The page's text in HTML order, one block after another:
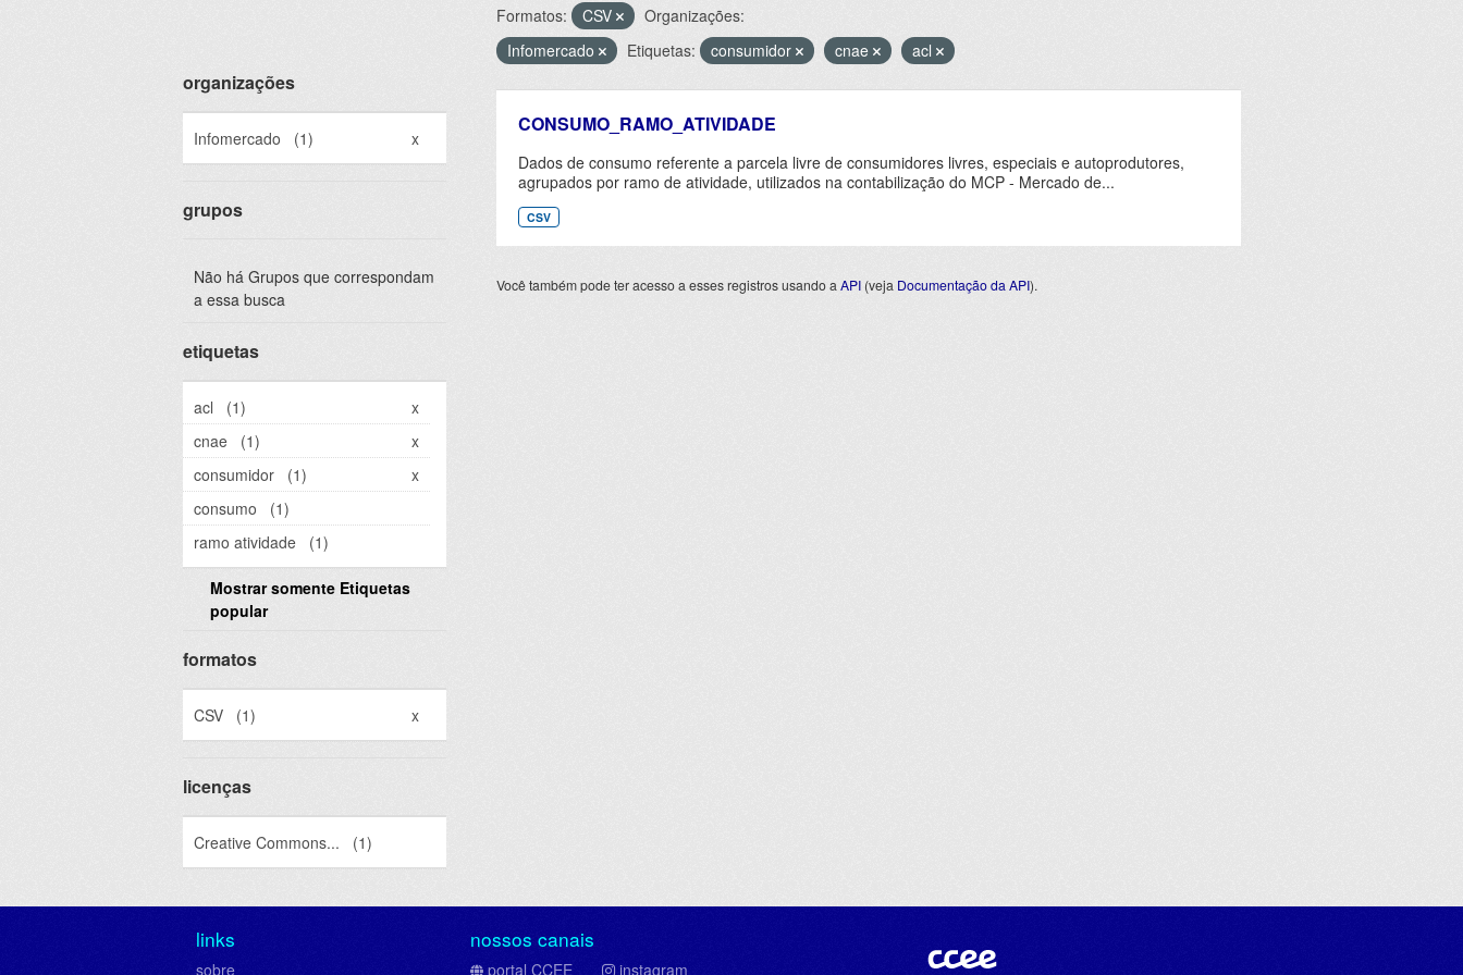
organizações
Infomercado (1) x
grupos
Não há Grupos que correspondam
a essa busca
etiquetas
acl (1)
x
cnae
(1)
x
consumidor
(1)
x
consumo
(1)
ramo atividade
(1)
Mostrar somente Etiquetas
popular
formatos
CSV (1) x
licenças
Creative Commons... (1)
Formatos: CSV
Organizações:
Infomercado
Etiquetas: consumidor cnae acl
CONSUMO_RAMO_ATIVIDADE
Dados de consumo referente a parcela livre de consumidores livres, especiais e autoprodutores,
agrupados por ramo de atividade, utilizados na contabilização do MCP - Mercado de...
CSV
Você também pode ter acesso a esses registros usando a API (veja Documentação da API).
links
sobre
nossos canais
portal CCEE instagram